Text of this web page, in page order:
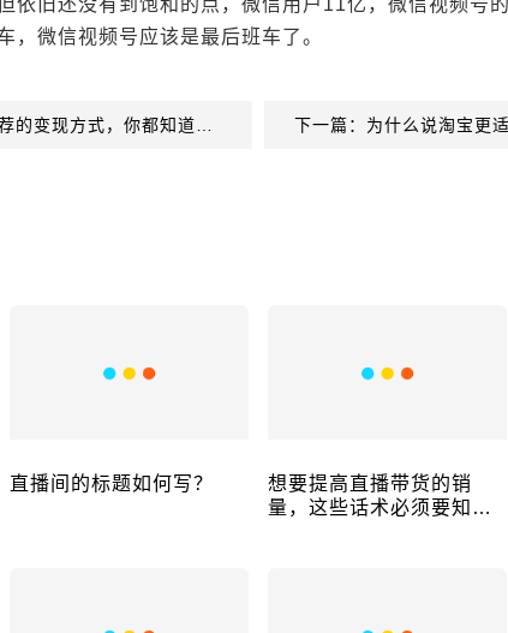
依旧还没有到饱和的点，微信用户11亿，微信视频号
，微信视频号应该是最后班车了。
直播间的标题如何写？
想要提高直播带货的销
量，这些话术必须要知